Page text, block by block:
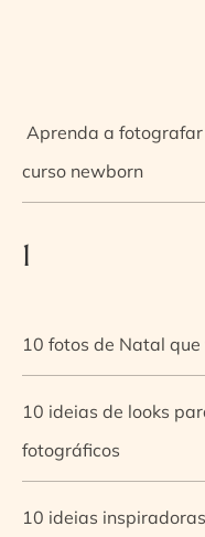
Aprenda a
curso newborn
1
10 fotos de Natal
10 ideias de looks
fotográficos
10 ideias